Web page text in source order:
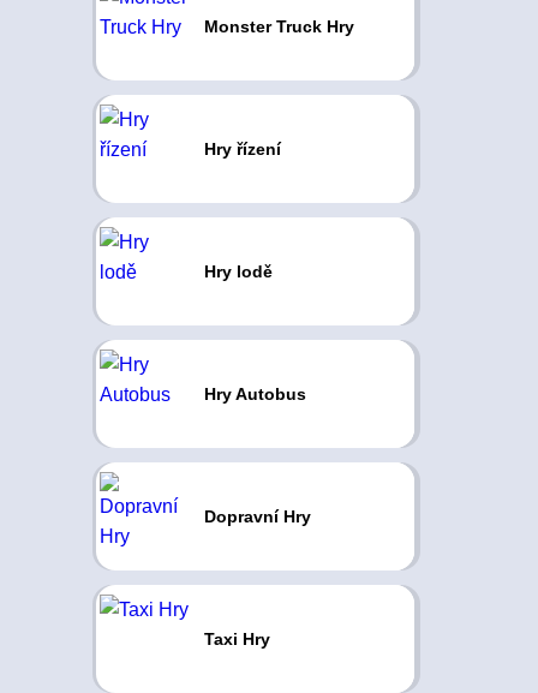
Monster Truck Hry
Hry řízení
Hry lodě
Hry Autobus
Dopravní Hry
Taxi Hry